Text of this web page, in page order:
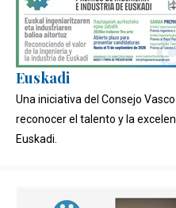
Euskadi
Una iniciativa del Consejo
reconocer el talento y la
Euskadi.